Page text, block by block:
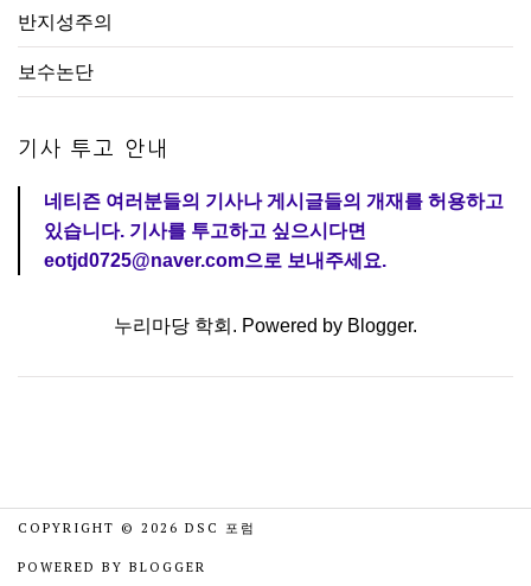
반지성주의
보수논단
기사 투고 안내
네티즌 여러분들의 기사나 게시글들의 개재를 허용하고
있습니다. 기사를 투고하고 싶으시다면
eotjd0725@naver.com으로 보내주세요.
누리마당 학회. Powered by Blogger.
COPYRIGHT © 2026 DSC 포럼
POWERED BY BLOGGER